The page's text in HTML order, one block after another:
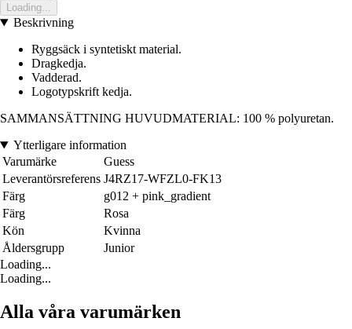
Loading...
Beskrivning
Ryggsäck i syntetiskt material.
Dragkedja.
Vadderad.
Logotypskrift kedja.
SAMMANSÄTTNING HUVUDMATERIAL: 100 % polyuretan.
Ytterligare information
Varumärke
Guess
Leverantörsreferens J4RZ17-WFZL0-FK13
Färg
g012 + pink_gradient
Färg
Rosa
Kön
Kvinna
Åldersgrupp
Junior
Loading...
Loading...
Alla våra varumärken